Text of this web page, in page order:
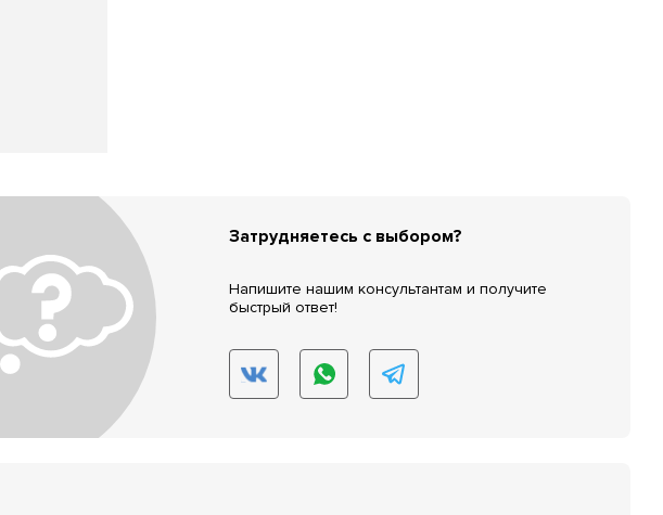
Затрудняетесь с выбором?
Напишите нашим консультантам и получите
быстрый ответ!